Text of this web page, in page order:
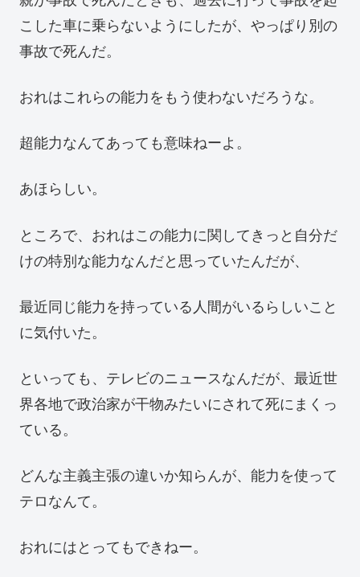
こした車に乗らないようにしたが、やっぱり別の
事故で死んだ。
おれはこれらの能力をもう使わないだろうな。
超能力なんてあっても意味ねーよ。
あほらしい。
ところで、おれはこの能力に関してきっと自分だ
けの特別な能力なんだと思っていたんだが、
最近同じ能力を持っている人間がいるらしいこと
に気付いた。
といっても、テレビのニュースなんだが、最近世
界各地で政治家が干物みたいにされて死にまくっ
ている。
どんな主義主張の違いか知らんが、能力を使って
テロなんて。
おれにはとってもできねー。